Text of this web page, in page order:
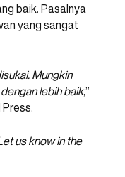
baik. Pasalnya
yang sangat
Mungkin
lebih baik,”
usknow in the